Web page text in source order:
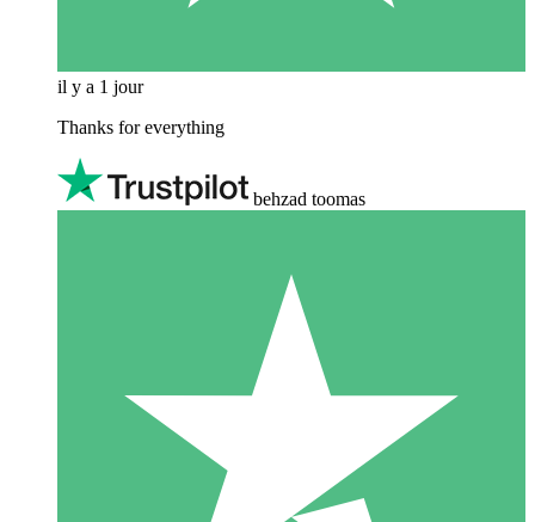
il y a 1 jour
Thanks for everything
behzad toomas